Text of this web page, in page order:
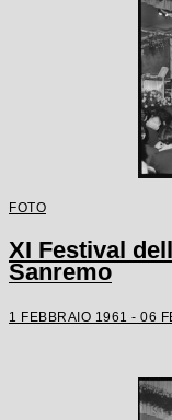
FOTO
XI Festival
Sanremo
1 FEBBRAIO 1961 - 06